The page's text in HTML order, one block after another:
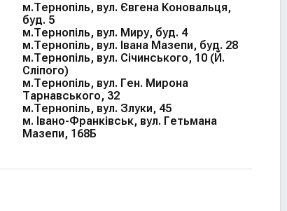
м.Тернопіль, вул. Євгена Коновальця,
буд. 5
м.Тернопіль, вул. Миру, буд. 4
м.Тернопіль, вул. Івана Мазепи, буд. 28
м.Тернопіль, вул. Січинського, 10 (Й.
Сліпого)
м.Тернопіль, вул. Ген. Мирона
Тарнавського, 32
м.Тернопіль, вул. Злуки, 45
м. Івано-Франківськ, вул. Гетьмана
Мазепи, 168Б